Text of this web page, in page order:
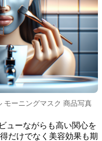
モーニングマスク 商品写真
ューながらも高い関心を
だけでなく美容効果も期